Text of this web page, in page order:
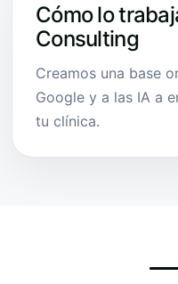
Cómo lo
Consulting
Creamos una base
Google y a las IA a
tu clínica.